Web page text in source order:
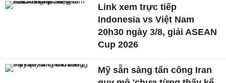
Link xem trực tiếp
Indonesia vs Việt Nam
20h30 ngày 3/8, giải ASEAN
Cup 2026
Mỹ sẵn sàng tấn công Iran